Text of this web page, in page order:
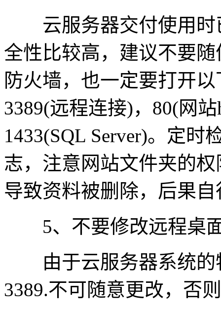
云服务器交付使用时
全性比较高，建议不要
防火墙，也一定要打开
3389(远程连接)，80(网
1433(SQL Server)。定
志，注意网站文件夹的
导致资料被删除，后果
5、不要修改远程桌
由于云服务器系统的
3389.不可随意更改，否